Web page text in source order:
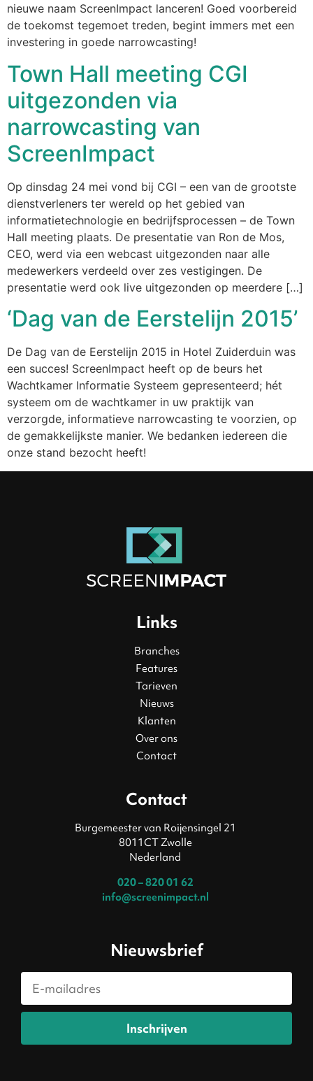
nieuwe naam ScreenImpact lanceren! Goed voorbereid
de toekomst tegemoet treden, begint immers met een
investering in goede narrowcasting!
Town Hall meeting CGI
uitgezonden via
narrowcasting van
ScreenImpact
Op dinsdag 24 mei vond bij CGI – een van de grootste
dienstverleners ter wereld op het gebied van
informatietechnologie en bedrijfsprocessen – de Town
Hall meeting plaats. De presentatie van Ron de Mos,
CEO, werd via een webcast uitgezonden naar alle
medewerkers verdeeld over zes vestigingen. De
presentatie werd ook live uitgezonden op meerdere […]
‘Dag van de Eerstelijn 2015’
De Dag van de Eerstelijn 2015 in Hotel Zuiderduin was
een succes! ScreenImpact heeft op de beurs het
Wachtkamer Informatie Systeem gepresenteerd; hét
systeem om de wachtkamer in uw praktijk van
verzorgde, informatieve narrowcasting te voorzien, op
de gemakkelijkste manier. We bedanken iedereen die
onze stand bezocht heeft!
Links
Branches
Features
Tarieven
Nieuws
Klanten
Over ons
Contact
Contact
Burgemeester van Roijensingel 21
8011CT Zwolle
Nederland
020 – 820 01 62
info@screenimpact.nl
Nieuwsbrief
Inschrijven